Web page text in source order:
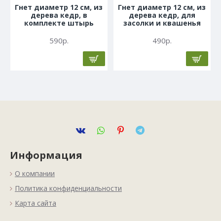
Гнет диаметр 12 см, из
дерева кедр, в
комплекте штырь
590р.
Гнет диаметр 12 см, из
дерева кедр, для
засолки и квашенья
490р.
Информация
О компании
Политика конфиденциальности
Карта сайта